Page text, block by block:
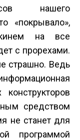
нашего
«покрывало»,
на все
с прорехами.
страшно. Ведь
средством
не станет для
программой